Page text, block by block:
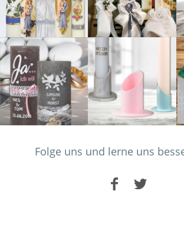
Folge uns und lerne uns